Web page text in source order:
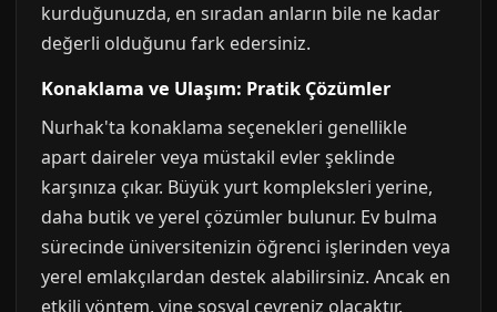
kurduğunuzda, en sıradan anların bile ne kadar
değerli olduğunu fark edersiniz.
Konaklama ve Ulaşım: Pratik Çözümler
Nurhak'ta konaklama seçenekleri genellikle
apart daireler veya müstakil evler şeklinde
karşınıza çıkar. Büyük yurt kompleksleri yerine,
daha butik ve yerel çözümler bulunur. Ev bulma
sürecinde üniversitenizin öğrenci işlerinden veya
yerel emlakçılardan destek alabilirsiniz. Ancak en
etkili yöntem, yine sosyal çevreniz olacaktır.